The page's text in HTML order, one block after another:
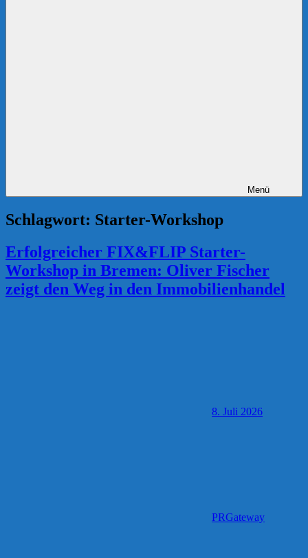
Menü
Schlagwort: Starter-Workshop
Erfolgreicher FIX&FLIP Starter-
Workshop in Bremen: Oliver Fischer
zeigt den Weg in den Immobilienhandel
8. Juli 2026
PRGateway